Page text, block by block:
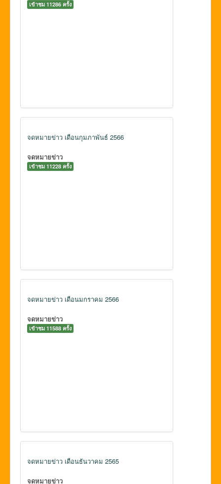
เข้าชม 11286 ครั้ง
จดหมายข่าว เดือนกุมภาพันธ์ 2566
จดหมายข่าว
เข้าชม 11228 ครั้ง
จดหมายข่าว เดือนมกราคม 2566
จดหมายข่าว
เข้าชม 11588 ครั้ง
จดหมายข่าว เดือนธันวาคม 2565
จดหมายข่าว